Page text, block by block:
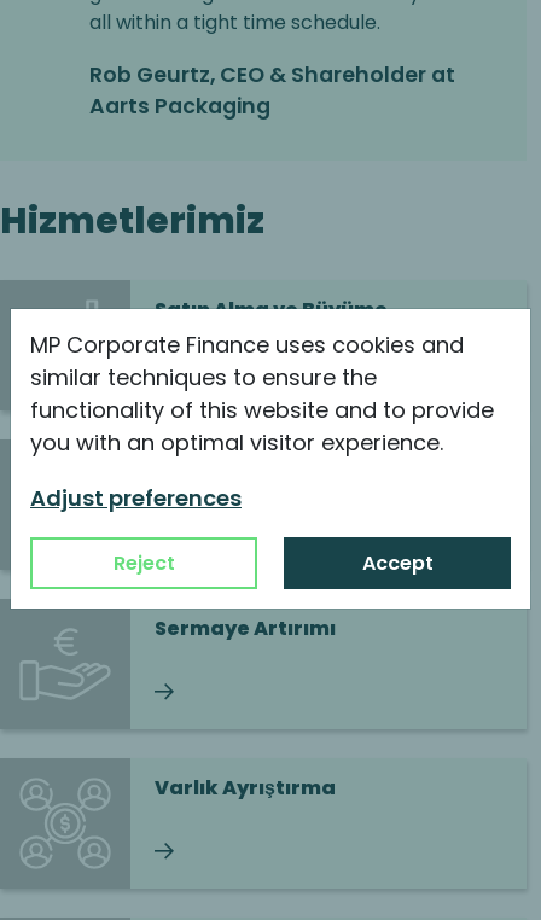
MP Corporate Finance uses cookies and
similar techniques to ensure the
functionality of this website and to provide
you with an optimal visitor experience.
Adjust preferences
Reject Accept
all within a tight time schedule.
Rob Geurtz, CEO & Shareholder at
Aarts Packaging
Hizmetlerimiz
Satın Alma ve Büyüme
Okumaya devam et
Okumaya devam et
Sermaye Artırımı
Varlık Ayrıştırma